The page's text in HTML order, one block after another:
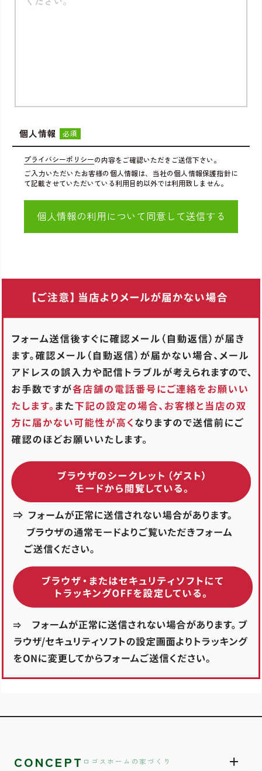
個人情報 必須
プライバシーポリシーの内容をご確認いただきご送信下さい。
ご入力いただいたお客様の個人情報は、当社の個人情報保護指針に
て記載させていただいている利用目的以外では利用致しません。
CONCEPT ロゴスホームの家づくり